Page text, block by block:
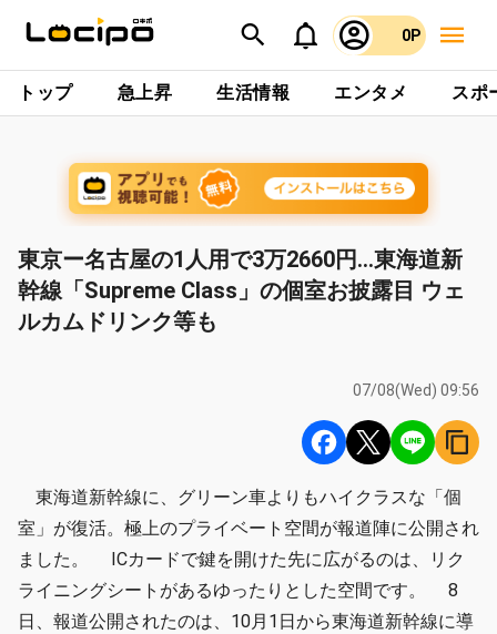
0P
トップ 急上昇 生活情報 エンタメ スポ
東京ー名古屋の1人用で3万2660円…東海道新
幹線「Supreme Class」の個室お披露目 ウェ
ルカムドリンク等も
07/08(Wed) 09:56
東海道新幹線に、グリーン車よりもハイクラスな「個
室」が復活。極上のプライベート空間が報道陣に公開され
ました。 ICカードで鍵を開けた先に広がるのは、リク
ライニングシートがあるゆったりとした空間です。 8
日、報道公開されたのは、10月1日から東海道新幹線に導